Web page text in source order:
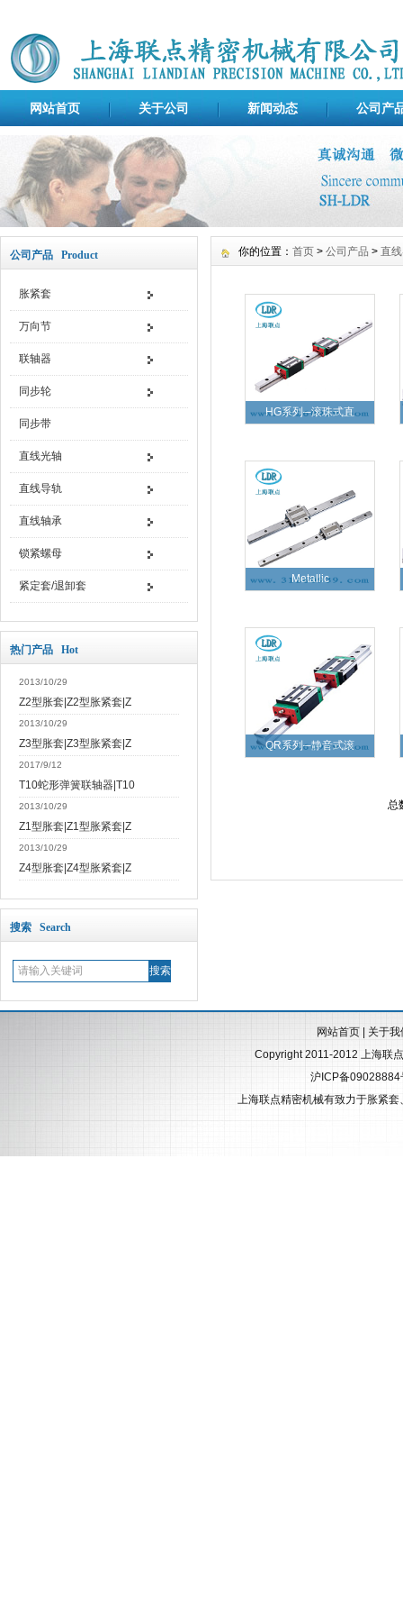
网站首页 关于公司 新闻动态 公司产
公司产品 Product
胀紧套
万向节
联轴器
同步轮
同步带
直线光轴
直线导轨
直线轴承
锁紧螺母
紧定套/退卸套
热门产品 Hot
2013/10/29
Z2型胀套|Z2型胀紧套|Z
2013/10/29
Z3型胀套|Z3型胀紧套|Z
2017/9/12
T10蛇形弹簧联轴器|T10
2013/10/29
Z1型胀套|Z1型胀紧套|Z
2013/10/29
Z4型胀套|Z4型胀紧套|Z
搜索 Search
你的位置： 首页 > 公司产品 > 直
HG系列─滚珠式直
Metallic
QR系列─静音式滚
总
网站首页
关于我
Copyright 2011-2012 上海联
沪ICP备09028884
上海联点精密机械有致力于胀紧套